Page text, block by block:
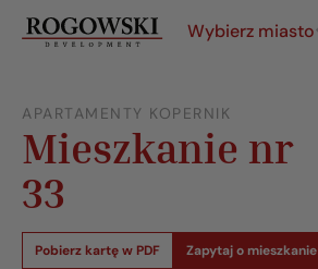
Wybierz miasto
APARTAMENTY KOPERNIK
Mieszkanie nr
33
Pobierz kartę w PDF Zapytaj o mieszkanie